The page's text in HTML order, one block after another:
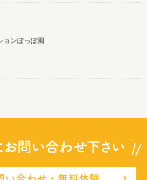
ョンぽっぽ園